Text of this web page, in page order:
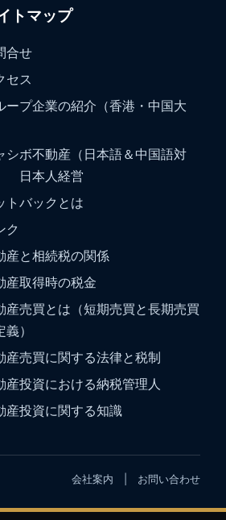
トマップ
合せ
セス
ープ企業の紹介（香港・中国大
シボ不動産（日本語＆中国語対
日本人経営
トバックとは
ク
産と相続税の関係
産取得時の税金
産売買とは（短期売買と長期売買
）
産売買に関する法律と税制
産投資における納税管理人
産投資に関する知識
会社案内 お問い合わせ